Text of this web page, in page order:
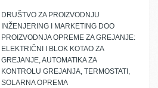
DRUŠTVO ZA PROIZVODNJU
INŽENJERING I MARKETING DOO
PROIZVODNJA OPREME ZA GREJANJE:
ELEKTRIČNI I BLOK KOTAO ZA
GREJANJE, AUTOMATIKA ZA
KONTROLU GREJANJA, TERMOSTATI,
SOLARNA OPREMA